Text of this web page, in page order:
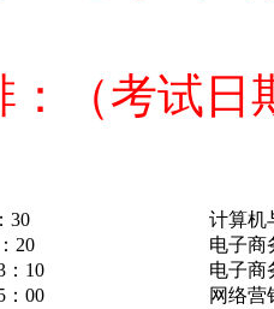
（考试日
30
计算机
20
电子商
：10
电子商
：00
网络营